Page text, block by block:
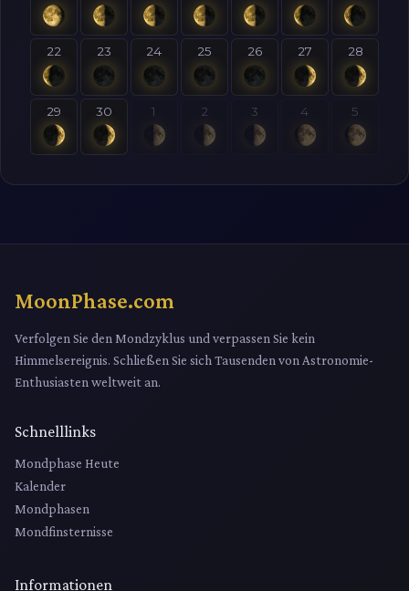
22 23 24 25 26 27 28
29 30 1 2 3 4 5
MoonPhase.com
Verfolgen Sie den Mondzyklus und verpassen Sie kein
Himmelsereignis. Schließen Sie sich Tausenden von Astronomie-
Enthusiasten weltweit an.
Schnelllinks
Mondphase Heute
Kalender
Mondphasen
Mondfinsternisse
Informationen